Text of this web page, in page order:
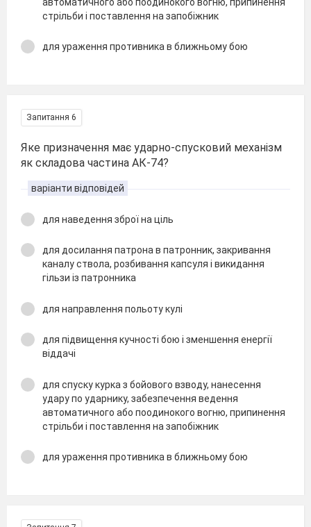
стрільби і поставлення на запобіжник
для ураження противника в ближньому бою
Запитання 6
Яке призначення має ударно-спусковий механізм
як складова частина АК-74?
варіанти відповідей
для наведення зброї на ціль
для досилання патрона в патронник, закривання
каналу ствола, розбивання капсуля і викидання
гільзи із патронника
для направлення польоту кулі
для підвищення кучності бою і зменшення енергії
віддачі
для спуску курка з бойового взводу, нанесення
удару по ударнику, забезпечення ведення
автоматичного або поодинокого вогню, припинення
стрільби і поставлення на запобіжник
для ураження противника в ближньому бою